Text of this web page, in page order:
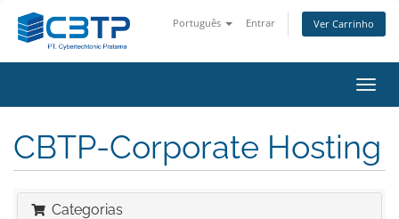
Português Entrar Ver Carrinho
CBTP-Corporate Hosting
Categorias